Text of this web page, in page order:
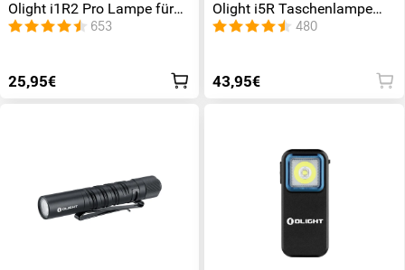
Olight i1R2 Pro Lampe für
Schlüsselbund653
25,95€
Olight i5R Taschenlampe
350 Lumen und 64 Metern
480
43,95€